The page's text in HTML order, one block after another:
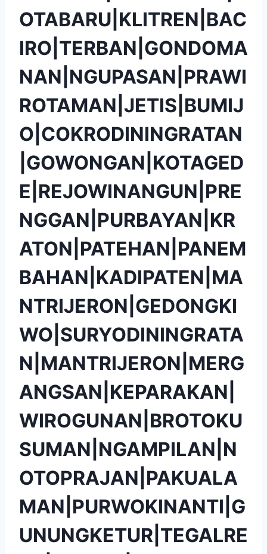
OTABARU|KLITREN|BAC
IRO|TERBAN|GONDOMA
NAN|NGUPASAN|PRAWI
ROTAMAN|JETIS|BUMIJ
O|COKRODININGRATAN
|GOWONGAN|KOTAGED
E|REJOWINANGUN|PRE
NGGAN|PURBAYAN|KR
ATON|PATEHAN|PANEM
BAHAN|KADIPATEN|MA
NTRIJERON|GEDONGKI
WO|SURYODININGRATA
N|MANTRIJERON|MERG
ANGSAN|KEPARAKAN|
WIROGUNAN|BROTOKU
SUMAN|NGAMPILAN|N
OTOPRAJAN|PAKUALA
MAN|PURWOKINANTI|G
UNUNGKETUR|TEGALRE